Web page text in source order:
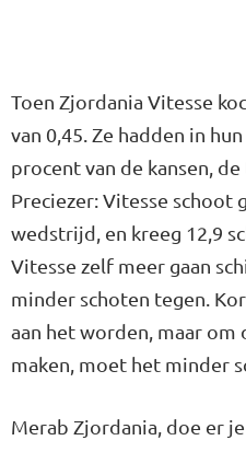
Toen Zjordania Vitesse
van 0,45. Ze hadden in
procent van de kansen,
Preciezer: Vitesse schoot
wedstrijd, en kreeg 12,9
Vitesse zelf meer gaan
minder schoten tegen.
aan het worden, maar om
maken, moet het minder
Merab Zjordania, doe er